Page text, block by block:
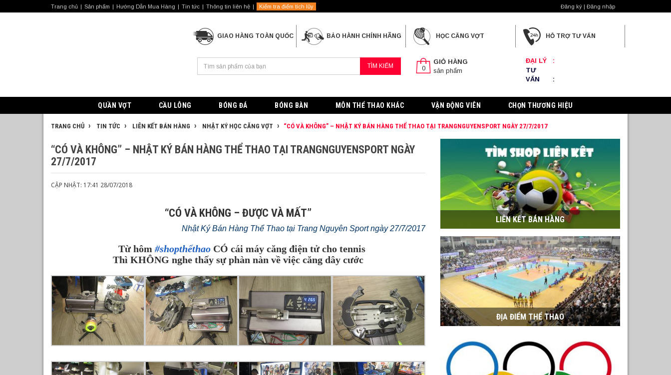
Trang chủ Sản phẩm Hướng Dẫn Mua Hàng Tin tức Thông tin liên hệ Kiểm tra điểm tích lũy Đăng ký | Đăng nhập
GIAO HÀNG TOÀN QUỐC BẢO HÀNH CHÍNH HÃNG HỌC CĂNG VỢT HỖ TRỢ TƯ VẤN
TÌM KIẾM 0
GIỎ HÀNG
sản phẩm
ĐẠI LÝ
:
TƯ
VẤN
:
QUẦN VỢT CẦU LÔNG BÓNG ĐÁ BÓNG BÀN MÔN THỂ THAO KHÁC VẬN ĐỘNG VIÊN CHỌN THƯƠNG HIỆU
TRANG CHỦ TIN TỨC LIÊN KẾT BÁN HÀNG NHẬT KÝ HỌC CĂNG VỢT “CÓ VÀ KHÔNG” – NHẬT KÝ BÁN HÀNG THỂ THAO TẠI TRANGNGUYENSPORT NGÀY 27/7/2017
“CÓ VÀ KHÔNG” – NHẬT KÝ BÁN HÀNG THỂ THAO TẠI TRANGNGUYENSPORT NGÀY
27/7/2017
CẬP NHẬT: 17:41 28/07/2018
“CÓ VÀ KHÔNG – ĐƯỢC VÀ MẤT”
Nhật Ký Bán Hàng Thể Thao tại Trang Nguyên Sport ngày 27/7/2017
Từ hôm #shopthểthao CÓ cái máy căng điện tử cho tennis
Thì KHÔNG nghe thấy sự phàn nàn về việc căng dây cước
LIÊN KẾT BÁN HÀNG
ĐỊA ĐIỂM THỂ THAO